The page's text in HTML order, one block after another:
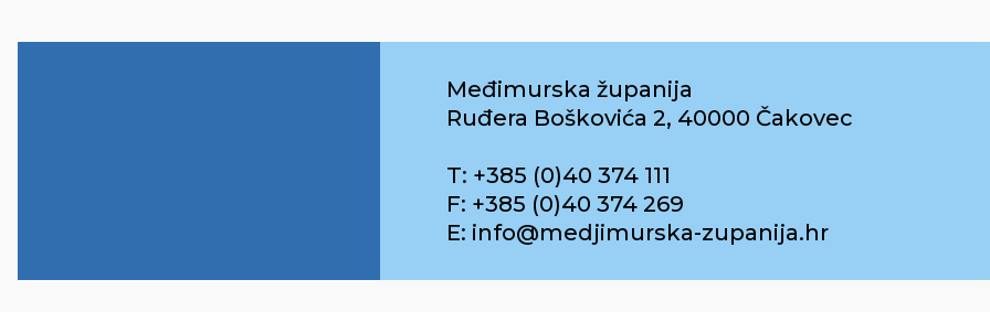
Međimurska županija
Ruđera Boškovića 2, 40000 Čakovec
T: +385 (0)40 374 111
F: +385 (0)40 374 269
E: info@medjimurska-zupanija.hr